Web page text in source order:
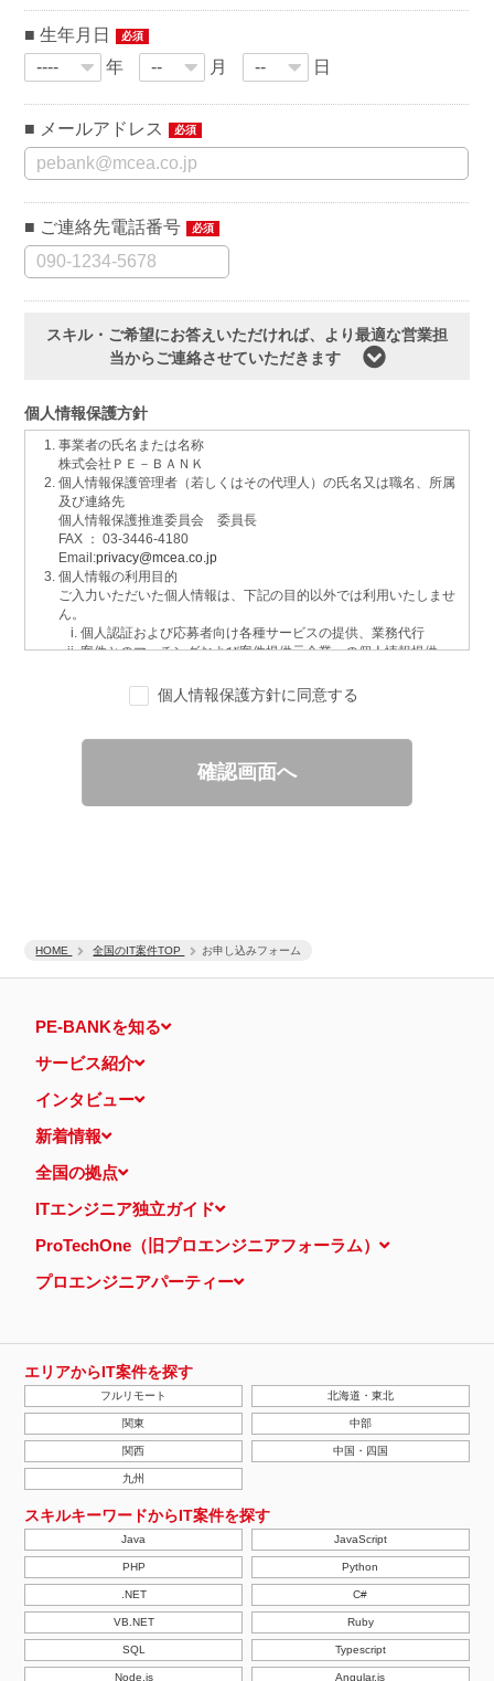
HOME 全国のIT案件TOP お申し込みフォーム
生年月日 必須
年 月 日
メールアドレス 必須
ご連絡先電話番号 必須
スキル・ご希望にお答えいただければ、より最適な営業担
当からご連絡させていただきます
個人情報保護方針
事業者の氏名または名称
株式会社ＰＥ－ＢＡＮＫ
個人情報保護管理者（若しくはその代理人）の氏名又は職名、所属
及び連絡先
個人情報保護推進委員会 委員長
FAX ： 03-3446-4180
Email:privacy@mcea.co.jp
個人情報の利用目的
ご入力いただいた個人情報は、下記の目的以外では利用いたしませ
ん。
個人認証および応募者向け各種サービスの提供、業務代行
案件とのマッチングおよび案件提供元企業への個人情報提供
サービスに関するご意見、お問い合わせへの回答
ご要望の分析、各種統計データの算出と分析
当社運営のウェブサイト訪問前にクリックされている広告の情
報（クリック日や広告掲載サイトなど）を取得のうえ、情報と
照合して広告効果を測定
個人情報の第三者提供について
的の通知・開示・内容の訂正・追加または削除・利用の停止・消去
認定個人情報保護団体の名称および、苦情の解決の申出先
一般社団法人日本個人情報管理協会（JAPiCO）
相談・苦情受付窓口
ル泉岳寺前
本人が容易に認識できない方法による個人情報の取得
当ウェブサイトでは、広告配信事業者が提供するプログラムを利用
し、特定のサイトにおいて行動ターゲティング広告（サイト閲覧情
報などをもとにユーザーの興味・関心にあわせて広告を配信する広
告手法）を行っております。 その際、ユーザーのサイト訪問履歴
情報を採取するためCookieを使用しています（ただし、個人を特
定・識別できるような情報は一切含まれておりません）。
正、その他個人情報の安全管理のために必要かつ適切な措置を講じ
ます。
当社の個人情報の取扱いに関する苦情、相談等の問合せ先
株式会社ＰＥ－ＢＡＮＫ 個人情報相談窓口
FAX：03-3446-4180
Email：privacy@mcea.co.jp
【2019年10月7日 改訂】
個人情報保護方針に同意する
確認画面へ
PE-BANKを知る
サービス紹介
インタビュー
新着情報
全国の拠点
ITエンジニア独立ガイド
ProTechOne（旧プロエンジニアフォーラム）
プロエンジニアパーティー
エリアからIT案件を探す
フルリモート 北海道・東北
関東 中部
関西 中国・四国
九州
スキルキーワードからIT案件を探す
Java JavaScript
PHP Python
.NET C#
VB.NET Ruby
SQL Typescript
Node.js Angular.js